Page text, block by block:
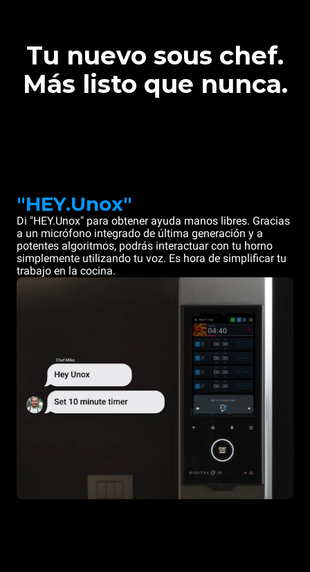
Tu nuevo sous chef.
Más listo que nunca.
"HEY.Unox"
Di "HEY.Unox" para obtener ayuda manos libres. Gracias
a un micrófono integrado de última generación y a
potentes algoritmos, podrás interactuar con tu horno
simplemente utilizando tu voz. Es hora de simplificar tu
trabajo en la cocina.